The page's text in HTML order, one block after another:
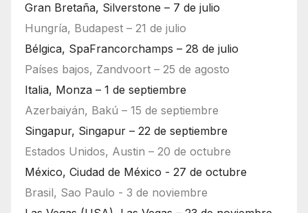
Gran Bretaña, Silverstone – 7 de julio
Hungría, Budapest – 21 de julio
Bélgica, SpaFrancorchamps – 28 de julio
Países bajos, Zandvoort – 25 de agosto
Italia, Monza – 1 de septiembre
Azerbaiyán, Bakú – 15 de septiembre
Singapur, Singapur – 22 de septiembre
Estados Unidos, Austin – 20 de octubre
México, Ciudad de México - 27 de octubre
Brasil, Sao Paulo - 3 de noviembre